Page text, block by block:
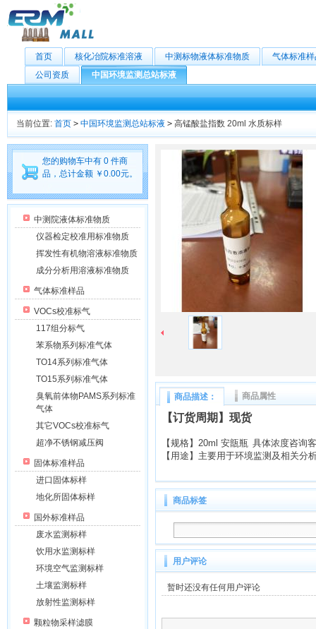
首页 核化冶院标准溶液 中测标物液体标准物质
气体标准
公司资质
中国环境监测总站标液
当前位置: 首页 > 中国环境监测总站标液 > 高锰酸盐指数 20ml 水质标样
您的购物车中有 0 件商
品，总计金额 ￥0.00元。
中测院液体标准物质
仪器检定校准用标准物质
挥发性有机物溶液标准物质
成分分析用溶液标准物质
气体标准样品
VOCs校准标气
117组分标气
苯系物系列标准气体
TO14系列标准气体
TO15系列标准气体
臭氧前体物PAMS系列标准
气体
其它VOCs校准标气
超净不锈钢减压阀
固体标准样品
进口固体标样
地化所固体标样
国外标准样品
废水监测标样
饮用水监测标样
环境空气监测标样
土壤监测标样
放射性监测标样
颗粒物采样滤膜
商品描述： 商品属性
【订货周期】现货
【规格】 20ml 安瓿瓶 具体浓度咨询
【用途】 主要用于环境监测及相关分
商品标签
用户评论
暂时还没有任何用户评论